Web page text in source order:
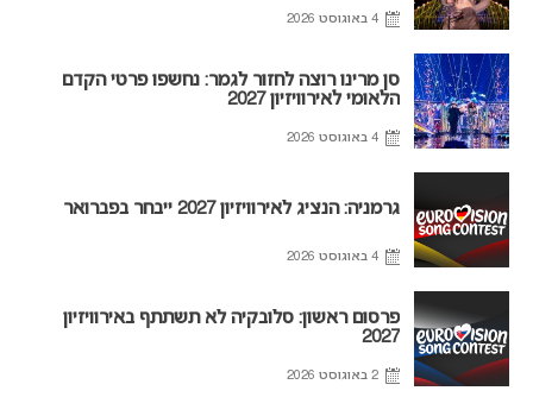
4 באוגוסט 2026
סן מרינו רוצה לחזור לגמר: נחשפו פרטי הקדם
הלאומי לאירוויזיון 2027
4 באוגוסט 2026
גרמניה: הנציג לאירוויזיון 2027 ייבחר בפברואר
4 באוגוסט 2026
פרסום ראשון: סלובקיה לא תשתתף באירוויזיון
2027
2 באוגוסט 2026